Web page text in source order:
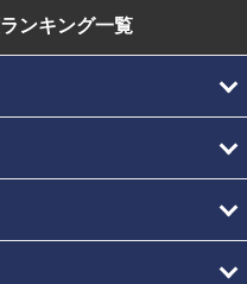
ランキング一覧